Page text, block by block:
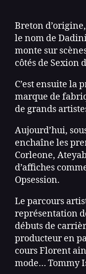
Breton
le nom de
monte sur
côtés de Sexion
C’est ensuite la
marque de
de grands
Aujourd’hui,
enchaîne les
Corleone,
d’affiches
Opsession.
Le parcours
représentation
débuts de
producteur en
cours Florent
mode… Tommy